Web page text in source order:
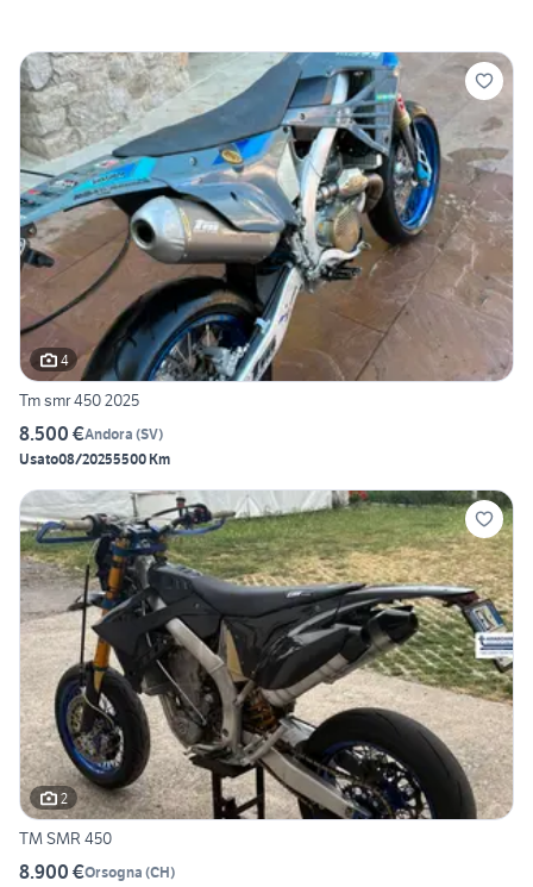
4
Tm smr 450 2025
8.500 €Andora (SV)
Usato08/20255500 Km
2
TM SMR 450
8.900 €Orsogna (CH)